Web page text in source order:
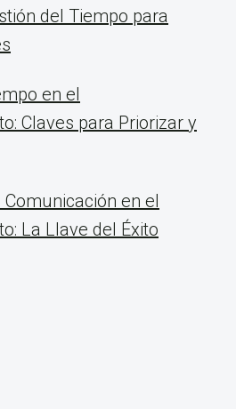
del Tiempo para
en el
Claves para Priorizar y
en el
La Llave del Éxito